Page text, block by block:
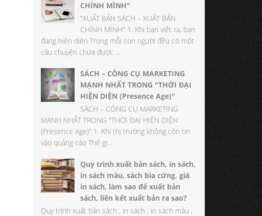
CHÍNH MÌNH"
"XUẤT BẢN SÁCH – XUẤT BẢN
CHÍNH MÌNH" 1. Khi bạn viết ra, bạn
đang hiện diện Trong mỗi con người đều có một
câu chuyện chưa được ...
SÁCH – CÔNG CỤ MARKETING
MẠNH NHẤT TRONG "THỜI ĐẠI
HIỆN DIỆN (Presence Age)"
SÁCH – CÔNG CỤ MARKETING
MẠNH NHẤT TRONG "THỜI ĐẠI HIỆN DIỆN
(Presence Age)" 1. Khi thị trường không còn tin
vào quảng cáo Thế gi...
Quy trình xuất bản sách, in sách,
in sách màu, sách bìa cứng, giá
in sách, làm sao để xuất bản
sách, liên kết xuất bản ra sao?
Quy trình xuất bản sách , in sách , in sách màu ,